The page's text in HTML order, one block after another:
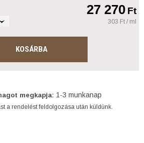
27 270Ft
303 Ft / ml
KOSÁRBA
megkapja: 1-3 munkanap
a rendelést feldolgozása után küldünk.